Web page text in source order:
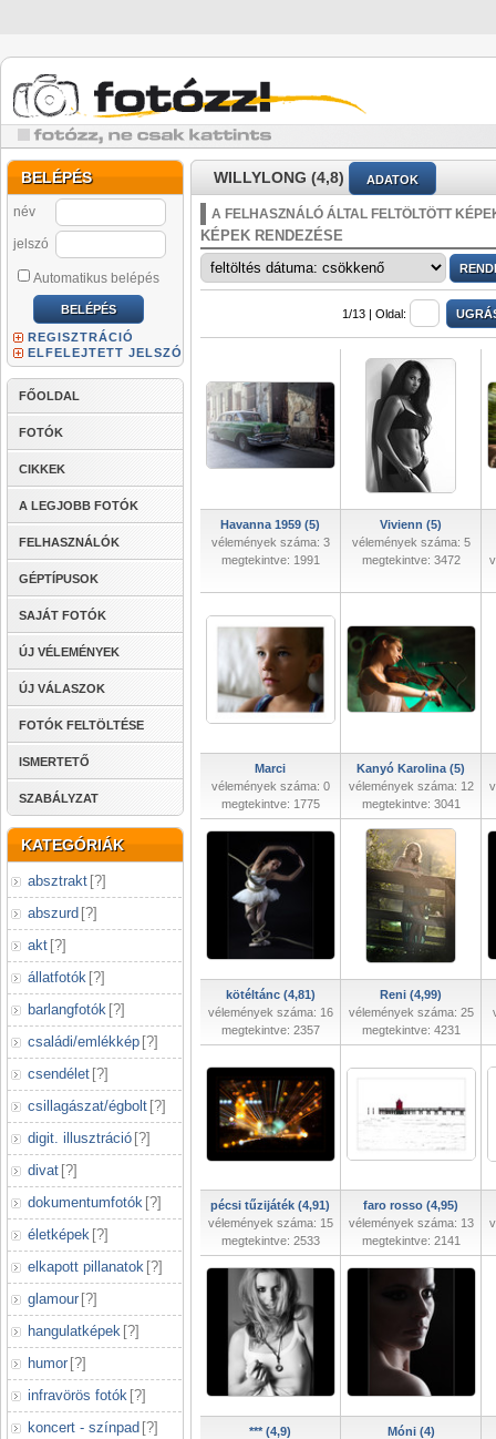
BELÉPÉS
név
jelszó
Automatikus belépés
REGISZTRÁCIÓ
ELFELEJTETT JELSZÓ
FŐOLDAL
FOTÓK
CIKKEK
A LEGJOBB FOTÓK
FELHASZNÁLÓK
GÉPTÍPUSOK
SAJÁT FOTÓK
ÚJ VÉLEMÉNYEK
ÚJ VÁLASZOK
FOTÓK FELTÖLTÉSE
ISMERTETŐ
SZABÁLYZAT
KATEGÓRIÁK
absztrakt [?]
abszurd [?]
akt [?]
állatfotók [?]
barlangfotók [?]
családi/emlékkép [?]
csendélet [?]
csillagászat/égbolt [?]
digit. illusztráció [?]
divat [?]
dokumentumfotók [?]
életképek [?]
elkapott pillanatok [?]
glamour [?]
hangulatképek [?]
humor [?]
infravörös fotók [?]
koncert - színpad [?]
WILLYLONG (4,8) ADATOK
A FELHASZNÁLÓ ÁLTAL FELTÖLTÖTT
KÉPEK RENDEZÉSE
1/13 | Oldal:
Havanna 1959 (5)
vélemények száma: 3
megtekintve: 1991
Vivienn (5)
vélemények száma: 5
megtekintve: 3472
Marci
vélemények száma: 0
megtekintve: 1775
Kanyó Karolina (5)
vélemények száma: 12
megtekintve: 3041
kötéltánc (4,81)
vélemények száma: 16
megtekintve: 2357
Reni (4,99)
vélemények száma: 25
megtekintve: 4231
pécsi tűzijáték (4,91)
vélemények száma: 15
megtekintve: 2533
faro rosso (4,95)
vélemények száma: 13
megtekintve: 2141
*** (4,9)
Móni (4)